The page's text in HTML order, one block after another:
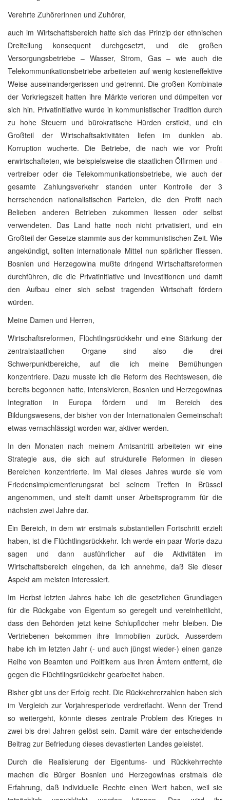
Verehrte Zuhörerinnen und Zuhörer,
auch im Wirtschaftsbereich hatte sich das Prinzip der ethnischen
Dreiteilung konsequent durchgesetzt, und die großen
Versorgungsbetriebe – Wasser, Strom, Gas – wie auch die
Telekommunikationsbetriebe arbeiteten auf wenig kosteneffektive
Weise auseinandergerissen und getrennt. Die großen Kombinate
der Vorkriegszeit hatten ihre Märkte verloren und dümpelten vor
sich hin. Privatinitiative wurde in kommunistischer Tradition durch
zu hohe Steuern und bürokratische Hürden erstickt, und ein
Großteil der Wirtschaftsaktivitäten liefen im dunklen ab.
Korruption wucherte. Die Betriebe, die nach wie vor Profit
erwirtschafteten, wie beispielsweise die staatlichen Ölfirmen und -
vertreiber oder die Telekommunikationsbetriebe, wie auch der
gesamte Zahlungsverkehr standen unter Kontrolle der 3
herrschenden nationalistischen Parteien, die den Profit nach
Belieben anderen Betrieben zukommen liessen oder selbst
verwendeten. Das Land hatte noch nicht privatisiert, und ein
Großteil der Gesetze stammte aus der kommunistischen Zeit. Wie
angekündigt, sollten internationale Mittel nun spärlicher fliessen.
Bosnien und Herzegowina mußte dringend Wirtschaftsreformen
durchführen, die die Privatinitiative und Investitionen und damit
den Aufbau einer sich selbst tragenden Wirtschaft fördern
würden.
Meine Damen und Herren,
Wirtschaftsreformen, Flüchtlingsrückkehr und eine Stärkung der
zentralstaatlichen Organe sind also die drei
Schwerpunktbereiche, auf die ich meine Bemühungen
konzentriere. Dazu musste ich die Reform des Rechtswesen, die
bereits begonnen hatte, intensivieren, Bosnien und Herzegowinas
Integration in Europa fördern und im Bereich des
Bildungswesens, der bisher von der Internationalen Gemeinschaft
etwas vernachlässigt worden war, aktiver werden.
In den Monaten nach meinem Amtsantritt arbeiteten wir eine
Strategie aus, die sich auf strukturelle Reformen in diesen
Bereichen konzentrierte. Im Mai dieses Jahres wurde sie vom
Friedensimplementierungsrat bei seinem Treffen in Brüssel
angenommen, und stellt damit unser Arbeitsprogramm für die
nächsten zwei Jahre dar.
Ein Bereich, in dem wir erstmals substantiellen Fortschritt erzielt
haben, ist die Flüchtlingsrückkehr. Ich werde ein paar Worte dazu
sagen und dann ausführlicher auf die Aktivitäten im
Wirtschaftsbereich eingehen, da ich annehme, daß Sie dieser
Aspekt am meisten interessiert.
Im Herbst letzten Jahres habe ich die gesetzlichen Grundlagen
für die Rückgabe von Eigentum so geregelt und vereinheitlicht,
dass den Behörden jetzt keine Schlupflöcher mehr bleiben. Die
Vertriebenen bekommen ihre Immobilien zurück. Ausserdem
habe ich im letzten Jahr (- und auch jüngst wieder-) einen ganze
Reihe von Beamten und Politikern aus ihren Ämtern entfernt, die
gegen die Flüchtlingsrückkehr gearbeitet haben.
Bisher gibt uns der Erfolg recht. Die Rückkehrerzahlen haben sich
im Vergleich zur Vorjahresperiode verdreifacht. Wenn der Trend
so weitergeht, könnte dieses zentrale Problem des Krieges in
zwei bis drei Jahren gelöst sein. Damit wäre der entscheidende
Beitrag zur Befriedung dieses devastierten Landes geleistet.
Durch die Realisierung der Eigentums- und Rückkehrrechte
machen die Bürger Bosnien und Herzegowinas erstmals die
Erfahrung, daß individuelle Rechte einen Wert haben, weil sie